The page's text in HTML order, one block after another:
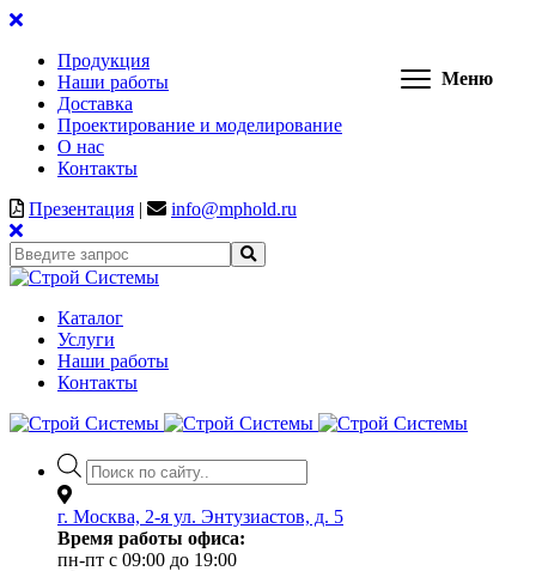
Продукция
Наши работы
Доставка
Проектирование и моделирование
О нас
Контакты
Презентация | info@mphold.ru
Каталог
Услуги
Наши работы
Контакты
Поиск
товаров
г. Москва, 2-я ул. Энтузиастов, д. 5
Время работы офиса:
пн-пт с 09:00 до 19:00
Меню